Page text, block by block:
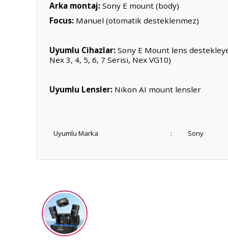
Arka montaj: Sony E mount (body)
Focus: Manuel (otomatik desteklenmez)
Uyumlu Cihazlar: Sony E Mount lens
Nex 3, 4, 5, 6, 7 Serisi, Nex VG10)
Uyumlu Lensler: Nikon AI mount lensler
Uyumlu Marka : Sony
Ürün resmi kalitesiz, bozuk veya görüntülenemiyor.
Ürün açıklamasında eksik bilgiler bulunuyor.